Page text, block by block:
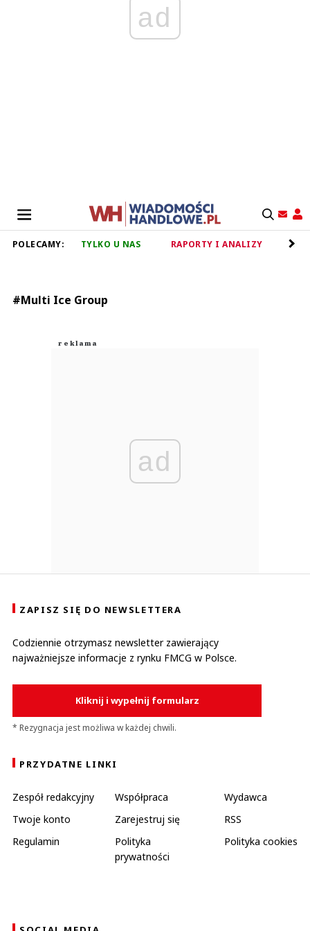
ad
POLECAMY: TYLKO U NAS RAPORTY I ANALIZY
#Multi Ice Group
ad
ZAPISZ SIĘ DO NEWSLETTERA
Codziennie otrzymasz newsletter zawierający
najważniejsze informacje z rynku FMCG w Polsce.
Kliknij i wypełnij formularz
* Rezygnacja jest możliwa w każdej chwili.
PRZYDATNE LINKI
Zespół redakcyjny Współpraca
Wydawca
Twoje konto
Zarejestruj się
RSS
Regulamin
Polityka
prywatności
Polityka cookies